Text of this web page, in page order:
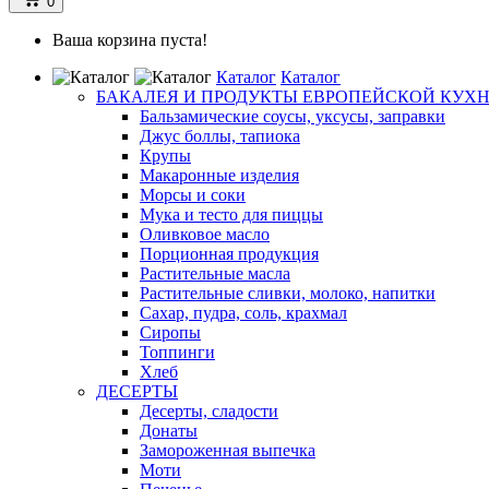
Ваша корзина пуста!
Каталог Каталог
БАКАЛЕЯ И ПРОДУКТЫ ЕВРОПЕЙСКОЙ
Бальзамические соусы, уксусы, заправки
Джус боллы, тапиока
Крупы
Макаронные изделия
Морсы и соки
Мука и тесто для пиццы
Оливковое масло
Порционная продукция
Растительные масла
Растительные сливки, молоко, напитки
Сахар, пудра, соль, крахмал
Сиропы
Топпинги
Хлеб
ДЕСЕРТЫ
Десерты, сладости
Донаты
Замороженная выпечка
Моти